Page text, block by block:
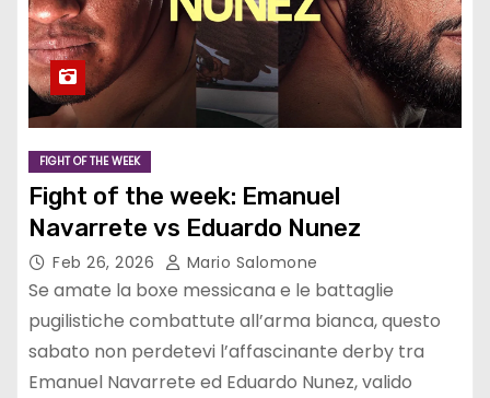
FIGHT OF THE WEEK
Fight of the week: Emanuel
Navarrete vs Eduardo Nunez
Feb 26, 2026 Mario Salomone
Se amate la boxe messicana e le battaglie
pugilistiche combattute all’arma bianca, questo
sabato non perdetevi l’affascinante derby tra
Emanuel Navarrete ed Eduardo Nunez, valido